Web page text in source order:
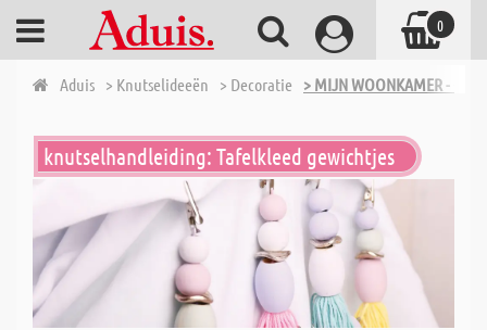
Aduis > Knutselideeën > Decoratie > MIJN WOONKAMER -
knutselhandleiding: Tafelkleed gewichtjes
0